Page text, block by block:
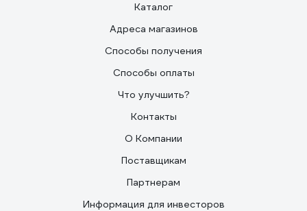
Каталог
Адреса магазинов
Способы получения
Способы оплаты
Что улучшить?
Контакты
О Компании
Поставщикам
Партнерам
Информация для инвесторов